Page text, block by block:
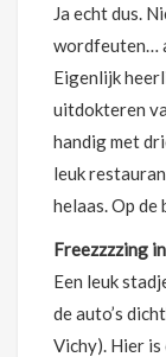
Ja echt dus.
wordfeuten…
Eigenlijk
uitdokteren
handig met
leuk
helaas. Op de
Freezzzzing
Een leuk
de auto’s
Vichy). Hier